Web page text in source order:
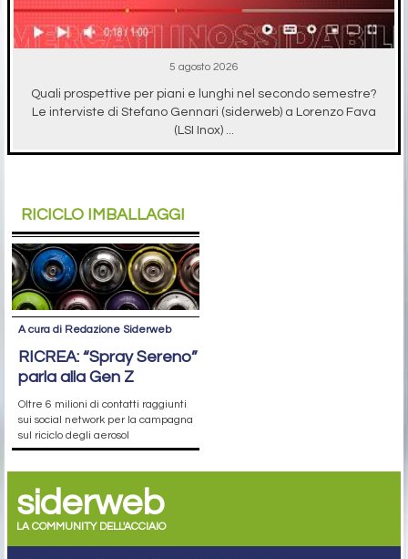
5 agosto 2026
Quali prospettive per piani e lunghi nel secondo semestre?
Le interviste di Stefano Gennari (siderweb) a Lorenzo Fava
(LSI Inox) ...
RICICLO IMBALLAGGI
A cura di Redazione Siderweb
RICREA: “Spray Sereno”
parla alla Gen Z
Oltre 6 milioni di contatti raggiunti
sui social network per la campagna
sul riciclo degli aerosol
siderweb
LA COMMUNITY DELL'ACCIAIO